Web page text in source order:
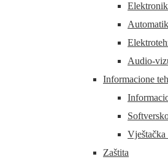
Audio-
Informacione
Zaštita